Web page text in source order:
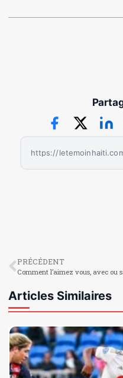
PRÉCÉDENT
Articles Similaires